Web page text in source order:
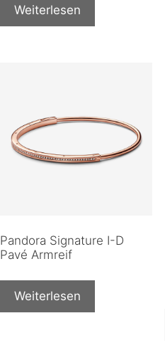
Weiterlesen
Pandora Signature I-D
Pavé Armreif
Weiterlesen